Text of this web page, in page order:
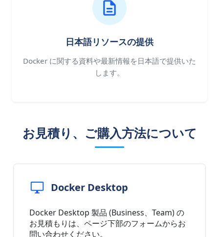
日本語リソースの提供
Docker に関する資料や最新情報を日本語で提供いた
します。
お見積り、ご購入方法について
Docker Desktop
Docker Desktop 製品 (Business、Team) の
お見積もりは、ページ下部のフォームからお
問い合わせください。